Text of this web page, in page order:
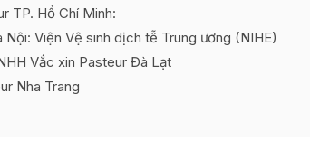
TP. Hồ Chí Minh:
Nội: Viện Vệ sinh dịch tễ Trung ương (NIHE)
Vắc xin Pasteur Đà Lạt
Nha Trang